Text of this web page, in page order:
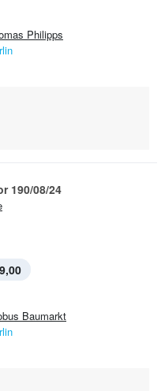
Philipps
190/08/24
Baumarkt